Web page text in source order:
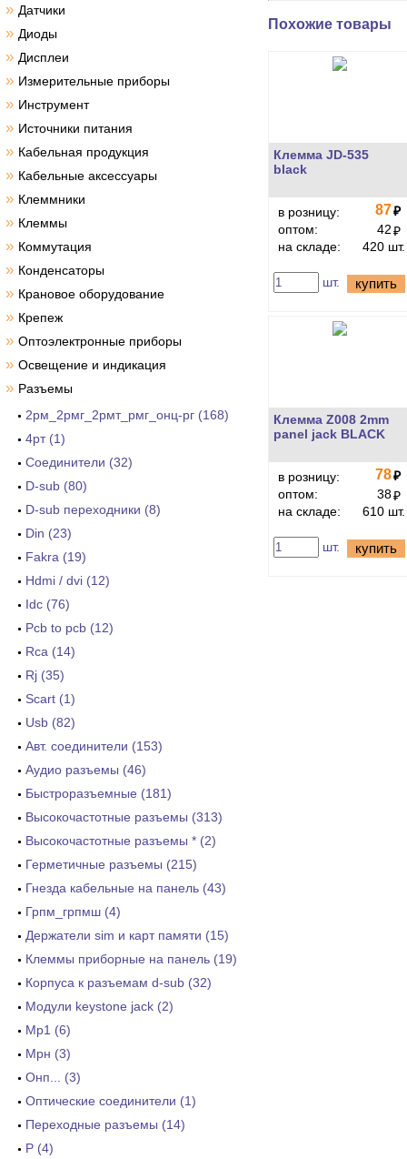
» Датчики
» Диоды
» Дисплеи
» Измерительные приборы
» Инструмент
» Источники питания
» Кабельная продукция
» Кабельные аксессуары
» Клеммники
» Клеммы
» Коммутация
» Конденсаторы
» Крановое оборудование
» Крепеж
» Оптоэлектронные приборы
» Освещение и индикация
» Разъемы
2рм_2рмг_2рмт_рмг_онц-рг (168)
4рт (1)
Cоединители (32)
D-sub (80)
D-sub переходники (8)
Din (23)
Fakra (19)
Hdmi / dvi (12)
Idc (76)
Pcb to pcb (12)
Rca (14)
Rj (35)
Scart (1)
Usb (82)
Авт. соединители (153)
Аудио разъемы (46)
Быстроразъемные (181)
Высокочастотные разъемы (313)
Высокочастотные разъемы * (2)
Герметичные разъемы (215)
Гнезда кабельные на панель (43)
Грпм_грпмш (4)
Держатели sim и карт памяти (15)
Клеммы приборные на панель (19)
Корпуса к разъемам d-sub (32)
Модули keystone jack (2)
Мр1 (6)
Мрн (3)
Онп... (3)
Оптические соединители (1)
Переходные разъемы (14)
Р (4)
Похожие товары
Клемма JD-535
black
в розницу: 87₽
оптом:
42₽
на складе:
420 шт.
шт. купить
Клемма Z008 2mm
panel jack BLACK
в розницу: 78₽
оптом:
38₽
на складе:
610 шт.
шт. купить